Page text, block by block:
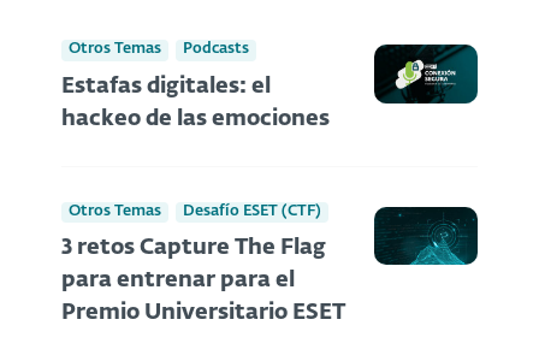
Otros Temas Podcasts
Estafas digitales: el
hackeo de las emociones
Otros Temas Desafío ESET (CTF)
3 retos Capture The Flag
para entrenar para el
Premio Universitario ESET